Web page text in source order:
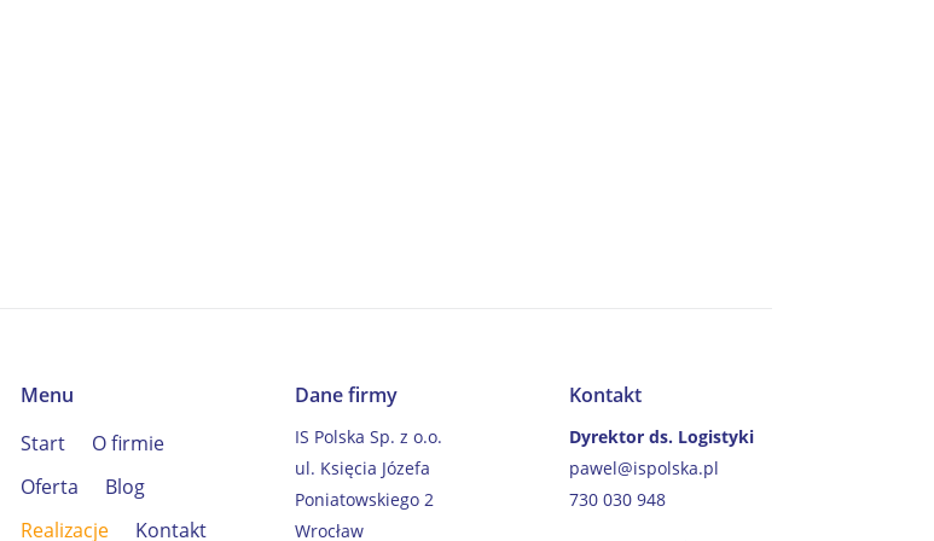
Menu
Start
O firmie
Oferta
Blog
Realizacje
Kontakt
Dane firmy
IS Polska Sp. z o.o.
ul. Księcia Józefa
Poniatowskiego 2
Wrocław
Kontakt
Dyrektor ds. Logistyki
pawel@ispolska.pl
730 030 948